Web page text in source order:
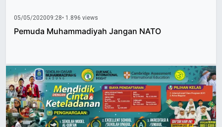
05/05/202009:28• 1.896 views
Pemuda Muhammadiyah Jangan NATO